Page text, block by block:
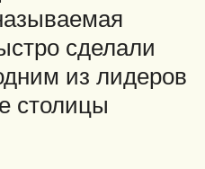
сделали
из лидеров
столицы